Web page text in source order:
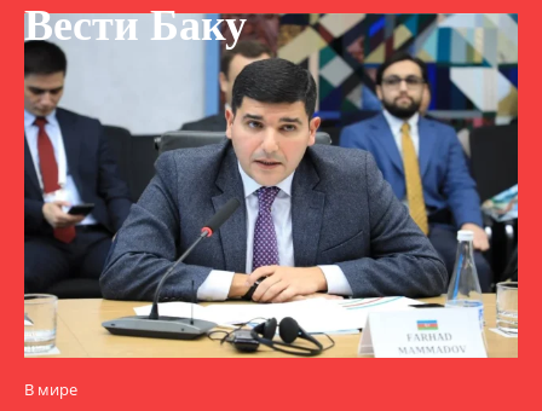
Вести Баку
В мире